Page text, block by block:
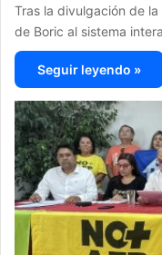
Tras la divulgación de
de Boric al sistema
Seguir leyendo »